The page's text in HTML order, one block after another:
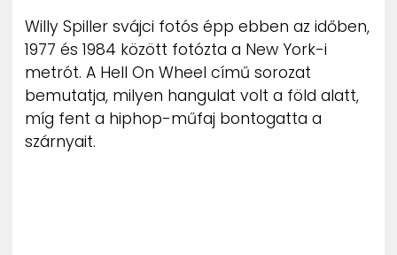
Willy Spiller svájci fotós épp ebben az időben,
1977 és 1984 között fotózta a New York-i
metrót. A Hell On Wheel című sorozat
bemutatja, milyen hangulat volt a föld alatt,
míg fent a hiphop-műfaj bontogatta a
szárnyait.